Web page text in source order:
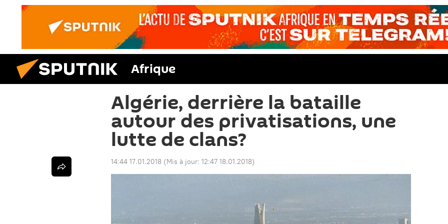
Afrique
Algérie, derrière la bataille
autour des privatisations, une
lutte de clans?
14:44 17.01.2018 (Mis à jour: 12:47 18.01.2018)